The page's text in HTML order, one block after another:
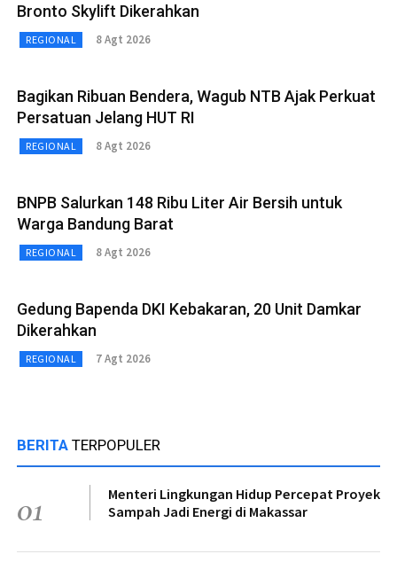
Bronto Skylift Dikerahkan
REGIONAL 8 Agt 2026
Bagikan Ribuan Bendera, Wagub NTB Ajak Perkuat
Persatuan Jelang HUT RI
REGIONAL 8 Agt 2026
BNPB Salurkan 148 Ribu Liter Air Bersih untuk
Warga Bandung Barat
REGIONAL 8 Agt 2026
Gedung Bapenda DKI Kebakaran, 20 Unit Damkar
Dikerahkan
REGIONAL 7 Agt 2026
BERITA TERPOPULER
01
Menteri Lingkungan Hidup Percepat Proyek
Sampah Jadi Energi di Makassar